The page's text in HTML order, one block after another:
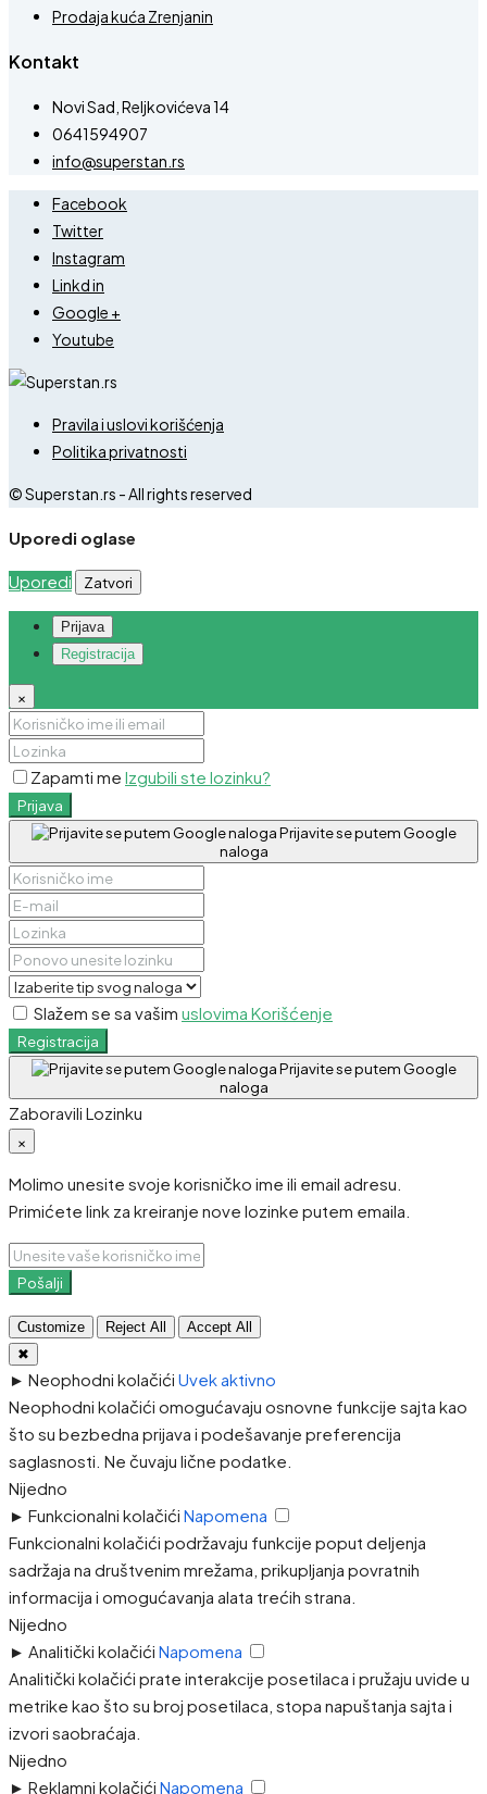
Prodaja kuća Zrenjanin
Kontakt
Novi Sad, Reljkovićeva 14
0641594907
info@superstan.rs
Facebook
Twitter
Instagram
Linkd in
Google +
Youtube
Pravila i uslovi korišćenja
Politika privatnosti
© Superstan.rs - All rights reserved
Uporedi oglase
Uporedi Zatvori
Prijava
Registracija
×
Zapamti me Izgubili ste lozinku?
Prijava
Prijavite se putem Google
naloga
Slažem se sa vašim uslovima Korišćenje
Registracija
Prijavite se putem Google
naloga
Zaboravili Lozinku
×
Molimo unesite svoje korisničko ime ili email adresu.
Primićete link za kreiranje nove lozinke putem emaila.
Pošalji
Customize Reject All
Accept All
✖
► Neophodni kolačići Uvek aktivno
Neophodni kolačići omogućavaju osnovne funkcije sajta kao
što su bezbedna prijava i podešavanje preferencija
saglasnosti. Ne čuvaju lične podatke.
Nijedno
► Funkcionalni kolačići Napomena
Funkcionalni kolačići podržavaju funkcije poput deljenja
sadržaja na društvenim mrežama, prikupljanja povratnih
informacija i omogućavanja alata trećih strana.
Nijedno
► Analitički kolačići Napomena
Analitički kolačići prate interakcije posetilaca i pružaju uvide u
metrike kao što su broj posetilaca, stopa napuštanja sajta i
izvori saobraćaja.
Nijedno
► Reklamni kolačići Napomena